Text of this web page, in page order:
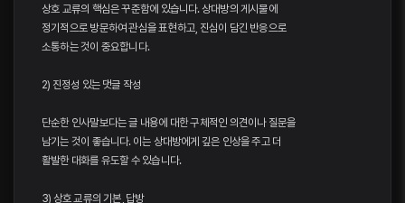
상호 교류의 핵심은 꾸준함에 있습니다. 상대방의 게시물에
정기적으로 방문하여 관심을 표현하고, 진심이 담긴 반응으로
소통하는 것이 중요합니다.
2) 진정성 있는 댓글 작성
단순한 인사말보다는 글 내용에 대한 구체적인 의견이나 질문을
남기는 것이 좋습니다. 이는 상대방에게 깊은 인상을 주고 더
활발한 대화를 유도할 수 있습니다.
3) 상호 교류의 기본, 답방